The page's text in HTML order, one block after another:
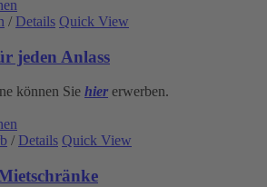
/ Details Quick View
jeden Anlass
können Sie hier erwerben.
/ Details Quick View